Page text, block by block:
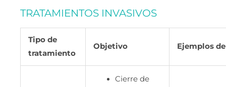
TRATAMIENTOS INVASIVOS
Tipo de
tratamiento
Objetivo Ejemplos
Cierre de